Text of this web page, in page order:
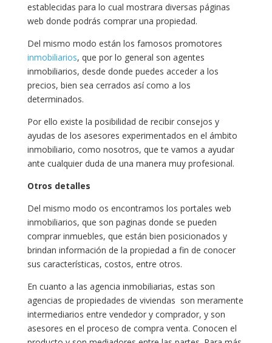
establecidas para lo cual mostrara diversas páginas
web donde podrás comprar una propiedad.
Del mismo modo están los famosos promotores
inmobiliarios, que por lo general son agentes
inmobiliarios, desde donde puedes acceder a los
precios, bien sea cerrados así como a los
determinados.
Por ello existe la posibilidad de recibir consejos y
ayudas de los asesores experimentados en el ámbito
inmobiliario, como nosotros, que te vamos a ayudar
ante cualquier duda de una manera muy profesional.
Otros detalles
Del mismo modo os encontramos los portales web
inmobiliarios, que son paginas donde se pueden
comprar inmuebles, que están bien posicionados y
brindan información de la propiedad a fin de conocer
sus características, costos, entre otros.
En cuanto a las agencia inmobiliarias, estas son
agencias de propiedades de viviendas son meramente
intermediarios entre vendedor y comprador, y son
asesores en el proceso de compra venta. Conocen el